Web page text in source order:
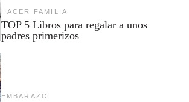
HACER FAMILIA
TOP 5 Libros para regalar a unos
padres primerizos
EMBARAZO